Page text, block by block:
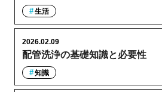
生活
配管洗浄の基礎知識と必要性
2026.02.09
知識